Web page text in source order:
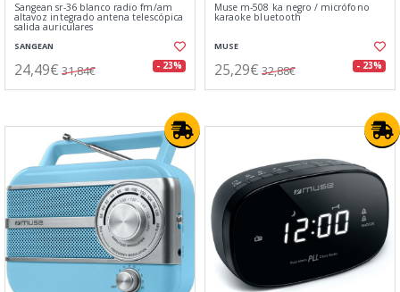
Sangean sr-36 blanco radio fm/am
altavoz integrado antena telescópica
salida auriculares
SANGEAN
24,49€ 31,84€ - 23%
Muse m-508 ka negro / micrófono
karaoke bluetooth
MUSE
25,29€ 32,88€ - 23%